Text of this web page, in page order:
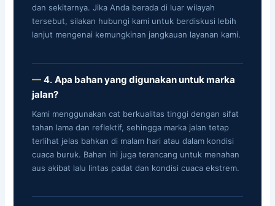
dan sekitarnya. Jika Anda berada di luar wilayah
tersebut, silakan hubungi kami untuk berdiskusi lebih
lanjut mengenai kemungkinan jangkauan layanan kami.
4. Apa bahan yang digunakan untuk marka
jalan?
Kami menggunakan cat berkualitas tinggi dengan sifat
tahan lama dan reflektif, sehingga marka jalan tetap
terlihat jelas bahkan di malam hari atau dalam kondisi
cuaca buruk. Bahan ini juga terancang untuk menahan
aus akibat lalu lintas padat dan kondisi cuaca ekstrem.